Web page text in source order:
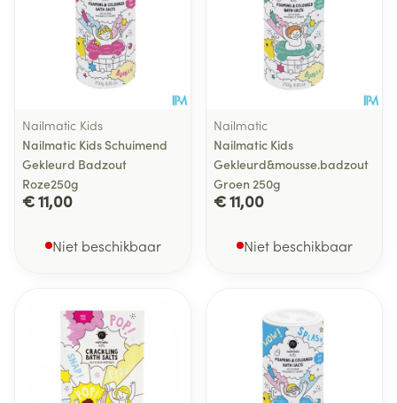
Nailmatic Kids
Nailmatic Kids Schuimend
Gekleurd Badzout
Roze250g
€ 11,00
Niet beschikbaar
Nailmatic
Nailmatic Kids
Gekleurd&mousse.badzout
Groen 250g
€ 11,00
Niet beschikbaar